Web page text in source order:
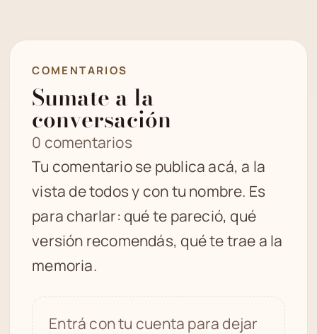
COMENTARIOS
Sumate a la
conversación
0 comentarios
Tu comentario se publica acá, a la
vista de todos y con tu nombre. Es
para charlar: qué te pareció, qué
versión recomendás, qué te trae a la
memoria.
Entrá con tu cuenta para dejar